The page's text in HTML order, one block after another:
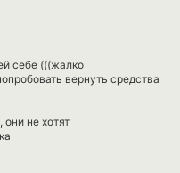
себе (((жалко
вернуть средства
не хотят